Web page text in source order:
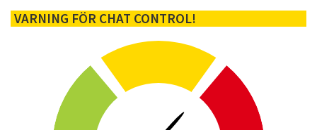
VARNING FÖR CHAT CONTROL!